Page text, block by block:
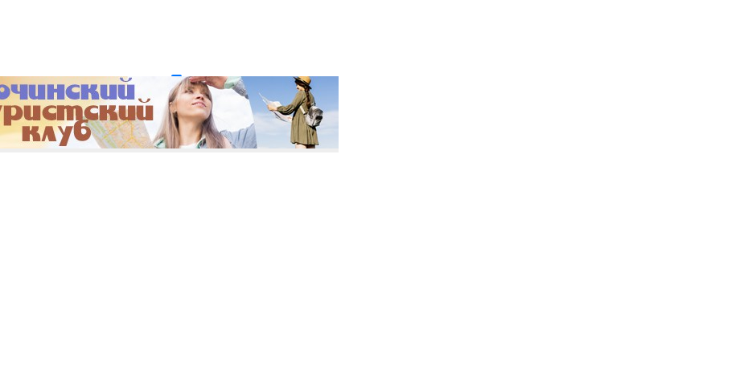
Забыли пароль? Регистрация